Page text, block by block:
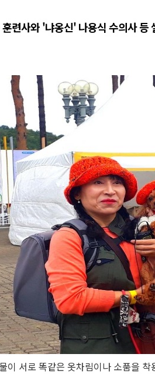
련사와 '냐옹신' 나용식 수의사 등
이 서로 똑같은 옷차림이나 소품을